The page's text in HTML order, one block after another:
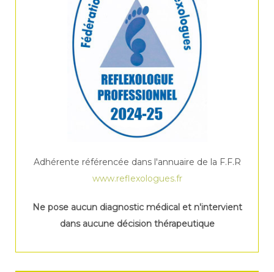
Adhérente référencée dans l'annuaire de la F.F.R
www.reflexologues.fr
Ne pose aucun diagnostic médical et n'intervient
dans aucune décision thérapeutique